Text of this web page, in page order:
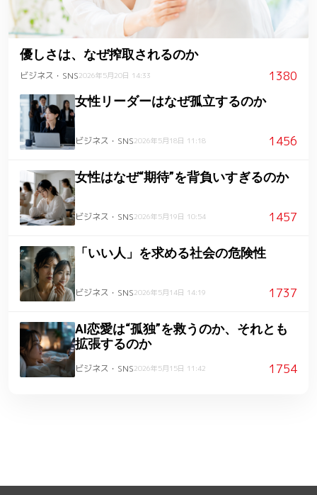
優しさは、なぜ搾取されるのか
ビジネス・SNS2026年5月20日 14:33 1380
女性リーダーはなぜ孤立するのか
ビジネス・SNS2026年5月18日 11:18 1456
女性はなぜ“期待”を背負いすぎるのか
ビジネス・SNS2026年5月19日 10:54 1457
「いい人」を求める社会の危険性
ビジネス・SNS2026年5月14日 14:19 1737
AI恋愛は“孤独”を救うのか、それとも
拡張するのか
ビジネス・SNS2026年5月15日 11:42 1754